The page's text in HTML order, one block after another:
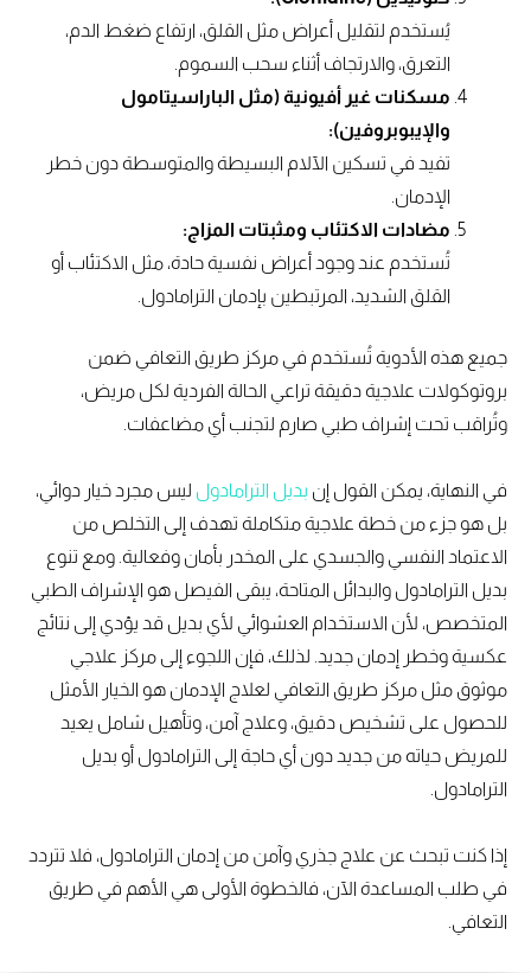
يُستخدم لتقليل أعراض مثل القلق، ارتفاع ضغط الدم،
التعرق، والارتجاف أثناء سحب السموم.
مسكنات غير أفيونية (مثل الباراسيتامول
والإيبوبروفين):
تفيد في تسكين الآلام البسيطة والمتوسطة دون خطر
الإدمان.
مضادات الاكتئاب ومثبتات المزاج:
تُستخدم عند وجود أعراض نفسية حادة، مثل الاكتئاب أو
القلق الشديد، المرتبطين بإدمان الترامادول.
جميع هذه الأدوية تُستخدم في مركز طريق التعافي ضمن
بروتوكولات علاجية دقيقة تراعي الحالة الفردية لكل مريض،
وتُراقب تحت إشراف طبي صارم لتجنب أي مضاعفات.
في النهاية، يمكن القول إنبديل الترامادول ليس مجرد خيار دوائي،
بل هو جزء من خطة علاجية متكاملة تهدف إلى التخلص من
الاعتماد النفسي والجسدي على المخدر بأمان وفعالية. ومع تنوع
بديل الترامادول والبدائل المتاحة، يبقى الفيصل هو الإشراف الطبي
المتخصص، لأن الاستخدام العشوائي لأي بديل قد يؤدي إلى نتائج
عكسية وخطر إدمان جديد. لذلك، فإن اللجوء إلى مركز علاجي
موثوق مثل مركز طريق التعافي لعلاج الإدمان هو الخيار الأمثل
للحصول على تشخيص دقيق، وعلاج آمن، وتأهيل شامل يعيد
للمريض حياته من جديد دون أي حاجة إلى الترامادول أو بديل
الترامادول.
إذا كنت تبحث عن علاج جذري وآمن من إدمان الترامادول، فلا تتردد
في طلب المساعدة الآن، فالخطوة الأولى هي الأهم في طريق
التعافي.